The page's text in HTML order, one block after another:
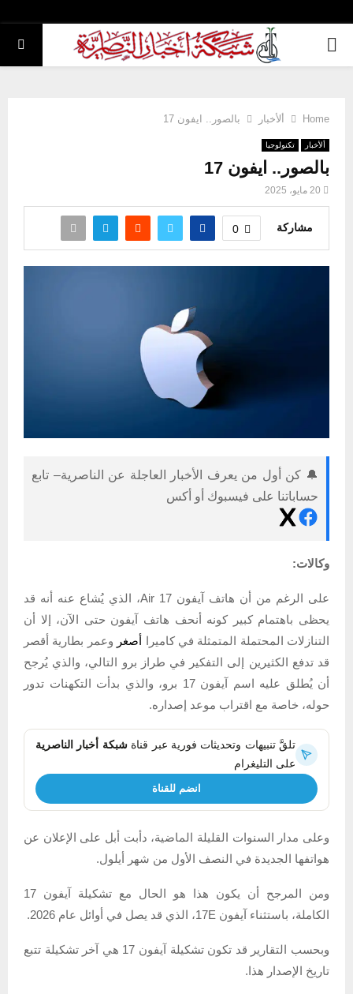
PRIMARY
Home ألأخبار بالصور.. ايفون 17
ألأخبار تكنولوجيا
بالصور.. ايفون 17
20 مايو، 2025
مشاركة 0
🔔 كن أول من يعرف الأخبار العاجلة عن الناصرية– تابع
حساباتنا على فيسبوك أو أكس
وكالات:
على الرغم من أن هاتف آيفون 17 Air، الذي يُشاع عنه أنه قد
يحظى باهتمام كبير كونه أنحف هاتف آيفون حتى الآن، إلا أن
التنازلات المحتملة المتمثلة في كاميرا أصغر وعمر بطارية أقصر
قد تدفع الكثيرين إلى التفكير في طراز برو التالي، والذي يُرجح
أن يُطلق عليه اسم آيفون 17 برو، والذي بدأت التكهنات تدور
حوله، خاصة مع اقتراب موعد إصداره.
تلقَّ تنبيهات وتحديثات فورية عبر قناةشبكة أخبار الناصرية
على التليغرام
انضم للقناة
وعلى مدار السنوات القليلة الماضية، دأبت أبل على الإعلان عن
هواتفها الجديدة في النصف الأول من شهر أيلول.
ومن المرجح أن يكون هذا هو الحال مع تشكيلة آيفون 17
الكاملة، باستثناء آيفون 17E، الذي قد يصل في أوائل عام 2026.
وبحسب التقارير قد تكون تشكيلة آيفون 17 هي آخر تشكيلة تتبع
تاريخ الإصدار هذا.